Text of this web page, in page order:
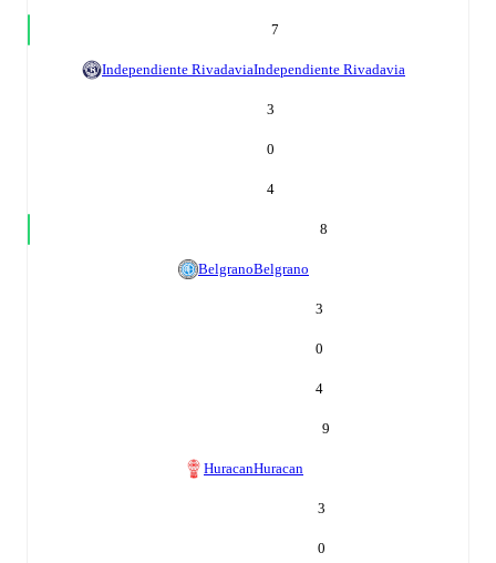
7
Independiente RivadaviaIndependiente Rivadavia
3
0
4
8
BelgranoBelgrano
3
0
4
9
HuracanHuracan
3
0